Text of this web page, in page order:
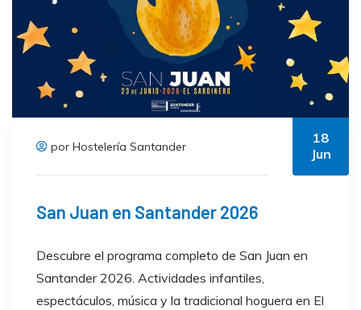
por Hostelería Santander
18
Jun
San Juan en Santander 2026
Descubre el programa completo de San Juan en
Santander 2026. Actividades infantiles,
espectáculos, música y la tradicional hoguera en El